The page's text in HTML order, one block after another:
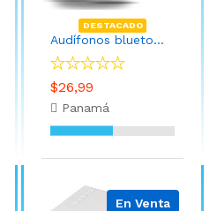
DESTACADO
Audífonos bluetooth circumaurales, estéreo inalámbricos y cableados plegables Micro SD / TF, FM para iPhone, Samsung, iPad, computadora, PC, TV, audífonos de diadema, almohadillas suaves y livianas para un uso prolongado, negro, azul
$26,99
Panamá
En Venta